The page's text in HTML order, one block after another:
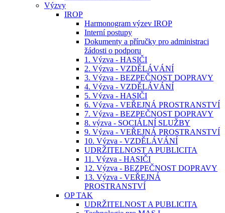
Výzvy
IROP
Harmonogram výzev IROP
Interní postupy
Dokumenty a příručky pro administraci
žádosti o podporu
1. Výzva - HASIČI
2. Výzva - VZDĚLÁVÁNÍ
3. Výzva - BEZPEČNOST DOPRAVY
4. Výzva - VZDĚLÁVÁNÍ
5. Výzva - HASIČI
6. Výzva - VEŘEJNÁ PROSTRANSTVÍ
7. Výzva - BEZPEČNOST DOPRAVY
8. výzva - SOCIÁLNÍ SLUŽBY
9. Výzva - VEŘEJNÁ PROSTRANSTVÍ
10. Výzva - VZDĚLÁVÁNÍ
UDRŽITELNOST A PUBLICITA
11. Výzva - HASIČI
12. Výzva - BEZPEČNOST DOPRAVY
13. Výzva - VEŘEJNÁ
PROSTRANSTVÍ
OP TAK
UDRŽITELNOST A PUBLICITA